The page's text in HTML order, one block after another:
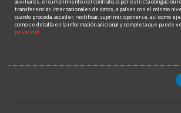
auxiliares, el cumplimiento del contrato, o por estricta obligación
transferencias internacionales de datos, a países con el mismo
cuando proceda, acceder, rectificar, suprimir, oponerse, así como
como se detalla en la información adicional y completa que puede
privacidad.